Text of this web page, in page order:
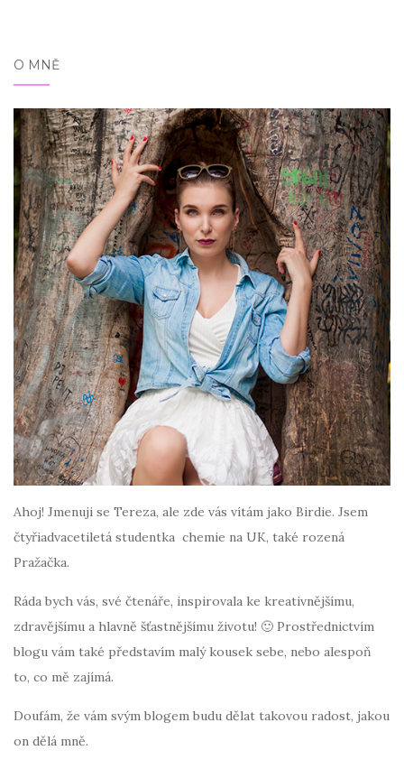
O MNĚ
Ahoj! Jmenuji se Tereza, ale zde vás vítám jako Birdie. Jsem
čtyřiadvacetiletá studentka chemie na UK, také rozená
Pražačka.
Ráda bych vás, své čtenáře, inspirovala ke kreativnějšímu,
zdravějšímu a hlavně šťastnějšímu životu! 🙂 Prostřednictvím
blogu vám také představím malý kousek sebe, nebo alespoň
to, co mě zajímá.
Doufám, že vám svým blogem budu dělat takovou radost, jakou
on dělá mně.